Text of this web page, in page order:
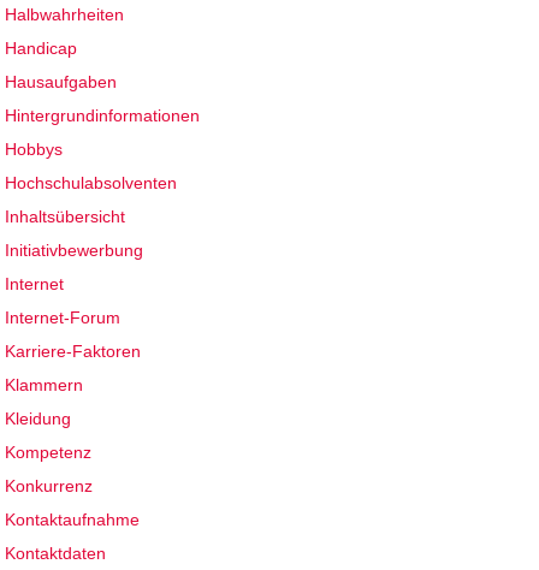
Halbwahrheiten
Handicap
Hausaufgaben
Hintergrundinformationen
Hobbys
Hochschulabsolventen
Inhaltsübersicht
Initiativbewerbung
Internet
Internet-Forum
Karriere-Faktoren
Klammern
Kleidung
Kompetenz
Konkurrenz
Kontaktaufnahme
Kontaktdaten